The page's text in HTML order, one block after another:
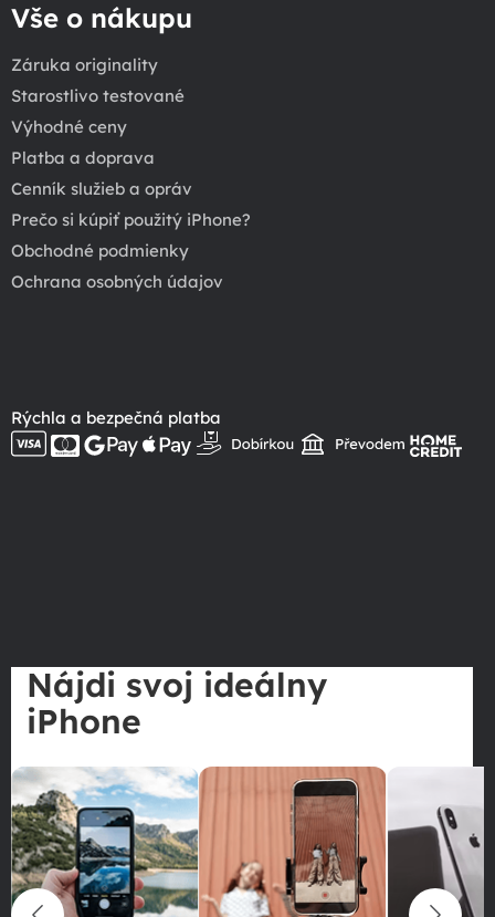
Vše o nákupu
Záruka originality
Starostlivo testované
Výhodné ceny
Platba a doprava
Cenník služieb a opráv
Prečo si kúpiť použitý iPhone?
Obchodné podmienky
Ochrana osobných údajov
Rýchla a bezpečná platba
Nájdi svoj ideálny
iPhone